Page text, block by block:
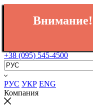
Внимание!
+38 (095) 545-4500
РУС УКР ENG
Компания